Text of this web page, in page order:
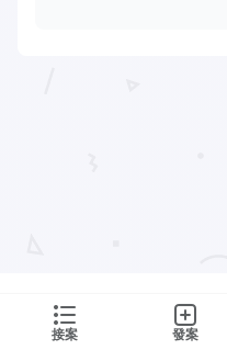
接案 發案